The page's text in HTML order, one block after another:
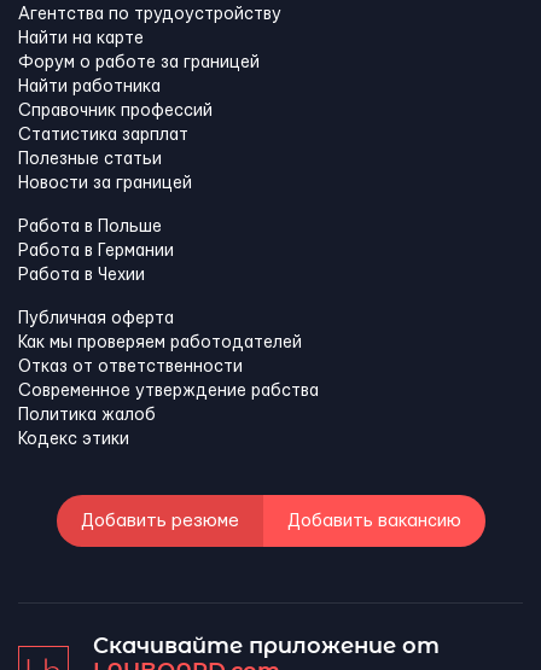
Агентства по трудоустройству
Найти на карте
Форум о работе за границей
Найти работника
Справочник профессий
Статистика зарплат
Полезные статьи
Новости за границей
Работа в Польше
Работа в Германии
Работа в Чехии
Публичная оферта
Как мы проверяем работодателей
Отказ от ответственности
Современное утверждение рабства
Политика жалоб
Кодекс этики
Добавить резюме Добавить вакансию
Скачивайте приложение от